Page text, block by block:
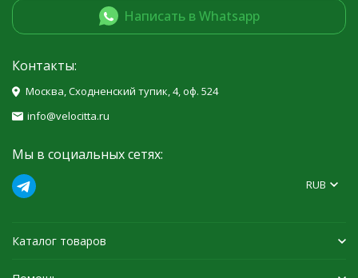
Написать в Whatsapp
Контакты:
Москва, Сходненский тупик, 4, оф. 524
info@velocitta.ru
Мы в социальных сетях:
RUB
Каталог товаров